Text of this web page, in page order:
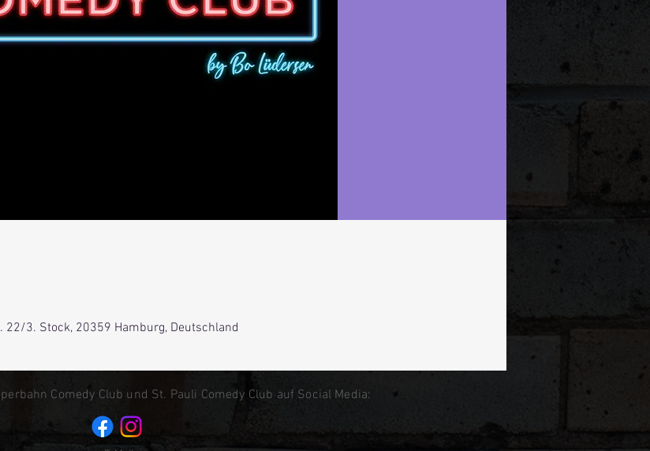
3. Stock, 20359 Hamburg, Deutschland
Comedy Club und St. Pauli Comedy Club auf Social Media: